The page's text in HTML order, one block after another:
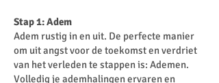
Stap 1: Adem
Adem rustig in en uit. De perfecte manier
om uit angst voor de toekomst en verdriet
van het verleden te stappen is: Ademen.
Volledig je ademhalingen ervaren en